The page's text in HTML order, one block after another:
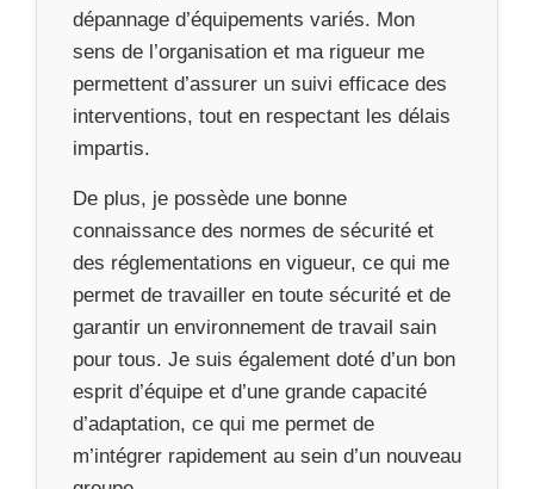
dépannage d’équipements variés. Mon
sens de l’organisation et ma rigueur me
permettent d’assurer un suivi efficace des
interventions, tout en respectant les délais
impartis.
De plus, je possède une bonne
connaissance des normes de sécurité et
des réglementations en vigueur, ce qui me
permet de travailler en toute sécurité et de
garantir un environnement de travail sain
pour tous. Je suis également doté d’un bon
esprit d’équipe et d’une grande capacité
d’adaptation, ce qui me permet de
m’intégrer rapidement au sein d’un nouveau